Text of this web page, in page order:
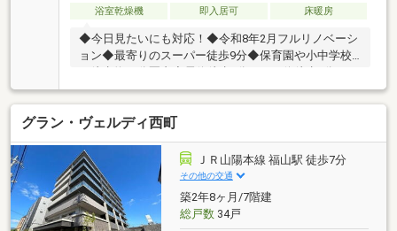
浴室乾燥機
即入居可 床暖房
◆今日見たいにも対応！◆令和8年2月フルリノベーシ
ョン◆最寄りのスーパー徒歩9分◆保育園や小中学校
クセス良好◆駐車場4台分空きあり（令和8年5月18日
時点）◆ペット飼育可【ご成約特典】◇20万円分の商
品券等プレゼントまたは諸費用割引キャンペーン◇詳
細はお気軽にお問い合わせください。【購入サポー
ト】◆当社指定の引越し業者で大幅値引き◆お引越し
費用・家具家電費用はもちろん、他社借入やカーロー
ンの残債を住宅ローンの低金利でまとめて借入可能◆
住宅ローンを複数社断られたことのある方のご成約実
績あり！まずはご相談ください♪
グラン・ヴェルディ西町
ＪＲ山陽本線 福山駅 徒歩7分
その他の交通
築2年8ヶ月/7階建
総戸数34戸